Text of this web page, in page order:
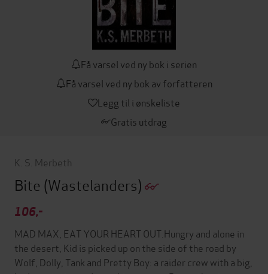
Få varsel ved ny bok i serien
Få varsel ved ny bok av forfatteren
Legg til i ønskeliste
Gratis utdrag
K. S. Merbeth
Bite (Wastelanders)
106,-
MAD MAX, EAT YOUR HEART OUT.Hungry and alone in
the desert, Kid is picked up on the side of the road by
Wolf, Dolly, Tank and Pretty Boy: a raider crew with a big,